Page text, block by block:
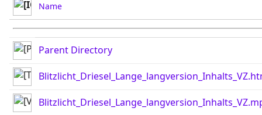
Name
Parent Directory